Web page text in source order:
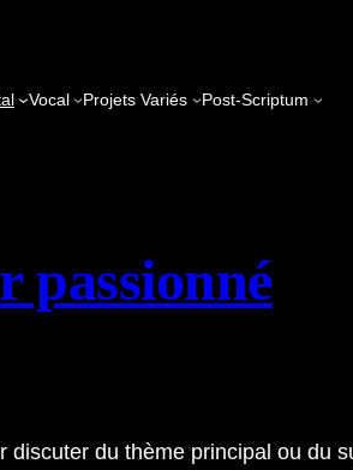
Vocal Projets Variés Post-Scriptum
passionné
du thème principal ou du